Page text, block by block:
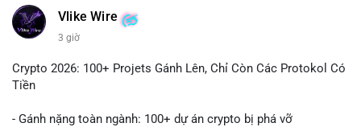
Vlike Wire
3 giờ
Crypto 2026: 100+ Projets Gánh Lên, Chỉ Còn Các Protokol Có
Tiền
- Gánh nặng toàn ngành: 100+ dự án crypto bị phá vỡ